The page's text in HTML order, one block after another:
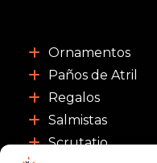
Ornamentos
Paños de Atril
Regalos
Salmistas
Scrutatio